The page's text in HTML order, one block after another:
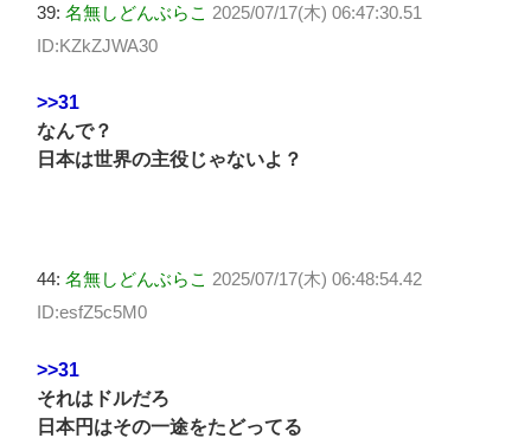
39: 名無しどんぶらこ 2025/07/17(木) 06:47:30.51
ID:KZkZJWA30
>>31
なんで？
日本は世界の主役じゃないよ？
44: 名無しどんぶらこ 2025/07/17(木) 06:48:54.42
ID:esfZ5c5M0
>>31
それはドルだろ
日本円はその一途をたどってる